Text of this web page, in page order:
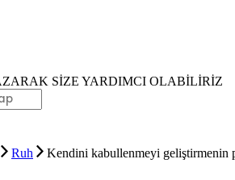
SİZE YARDIMCI OLABİLİRİZ
Ruh
Kendini kabullenmeyi geliştirmenin